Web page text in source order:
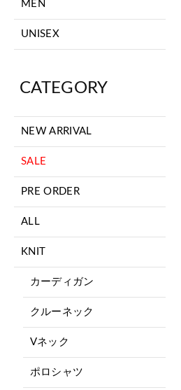
MEN
UNISEX
CATEGORY
NEW ARRIVAL
SALE
PRE ORDER
ALL
KNIT
カーディガン
クルーネック
Vネック
ポロシャツ